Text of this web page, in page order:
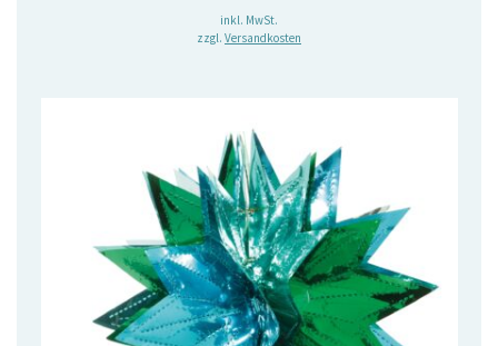
Preis
war:
inkl. MwSt.
zzgl. Versandkosten